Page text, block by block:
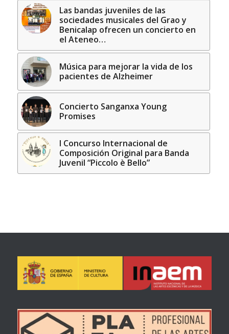
Las bandas juveniles de las
sociedades musicales del Grao y
Benicalap ofrecen un concierto en
el Ateneo…
Música para mejorar la vida de los
pacientes de Alzheimer
Concierto Sanganxa Young
Promises
I Concurso Internacional de
Composición Original para Banda
Juvenil “Piccolo è Bello”